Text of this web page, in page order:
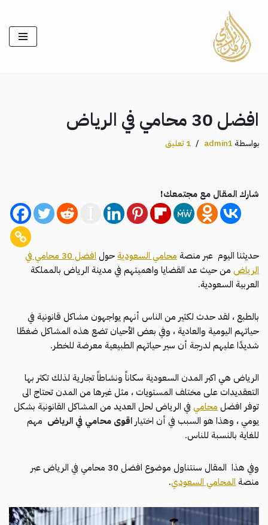
تخطى
إلى
المحتوى
افضل 30 محامي في الرياض
بواسطة admin1 1 تعليق
شارك المقال مع مجتمعك!
حديثنا اليوم عبر منصة محامي السعوديةحول
افضل 30 محامي في
الرياض من حيث عد القضايا واهميتهم في مدينة الرياض بالمملكة
العربية السعودية.
بالطبع ، لقد حدث لكثير من الناس أنهم يواجهون مشاكل قانونية في
حياتهم اليومية والعادية ، وفي بعض الأحيان تضع هذه المشاكل ضغطًا
شديدًا عليهم لدرجة أن سير حياتهم الطبيعية معرضة للخطر.
الرياض هي اكبر المدن السعودية سكاناً ونشاطاً تجارية لذلك تكثر بها
التعقديدات على مختلف المستويات ، مثل غيرها من المدن تحتاج الى
توفر افضل محامي في الرياض لحل العديد من المشاكل القانونية بشكل
يومي ، وهذا هو السبب في أن اختيار اقوى محامي في الرياض مهم
للغاية بالنسبة للناس.
وفي هذا المقال سنتناول موضوع افضل 30 محامي في الرياض عبر
منصة المحامي السعودي.